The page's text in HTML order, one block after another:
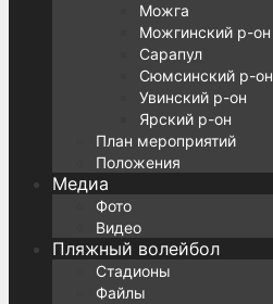
Можга
Можгинский р-он
Сарапул
Сюмсинский р-он
Увинский р-он
Ярский р-он
План мероприятий
Положения
Медиа
Фото
Видео
Пляжный волейбол
Стадионы
Файлы